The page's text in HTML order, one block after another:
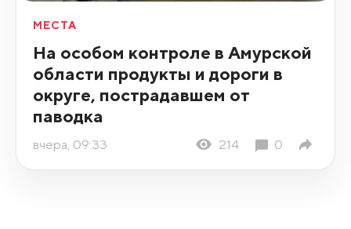
МЕСТА
На особом контроле в Амурской
области продукты и дороги в
округе, пострадавшем от
паводка
вчера, 09:33 214 0